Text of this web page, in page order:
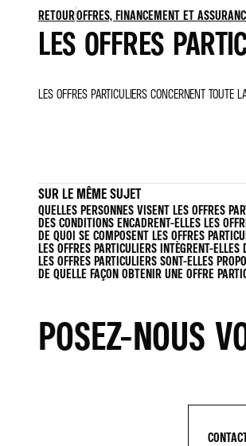
RETOUROFFRES, FINANCEMENT ET
LES OFFRES
LES OFFRES PARTICULIERS CONCERNENT TOUTE
SUR LE MÊME SUJET
QUELLES PERSONNES VISENT LES OFFRES
DES CONDITIONS ENCADRENT-ELLES LES
DE QUOI SE COMPOSENT LES OFFRES
LES OFFRES PARTICULIERS INTÈGRENT-
LES OFFRES PARTICULIERS SONT-ELLES
DE QUELLE FAÇON OBTENIR UNE OFFRE
POSEZ-NOUS